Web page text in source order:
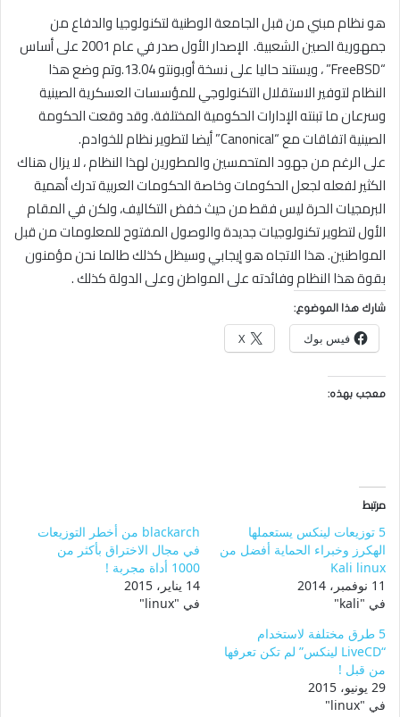
هو نظام مبني من قبل الجامعة الوطنية لتكنولوجيا والدفاع من
جمهورية الصين الشعبية. الإصدار الأول صدر في عام 2001 على أساس
“FreeBSD” ، ويستند حاليا على نسخة أوبونتو 13.04.وتم وضع هذا
النظام لتوفير الاستقلال التكنولوجي للمؤسسات العسكرية الصينية
وسرعان ما تبنته الإدارات الحكومية المختلفة. وقد وقعت الحكومة
الصينية اتفاقات مع “Canonical” أيضا لتطوير نظام للخوادم.
على الرغم من جهود المتحمسين والمطورين لهذا النظام ، لا يزال هناك
الكثير لفعله لجعل الحكومات وخاصة الحكومات العربية تدرك أهمية
البرمجيات الحرة ليس فقط من حيث خفض التكاليف، ولكن في المقام
الأول لتطوير تكنولوجيات جديدة والوصول المفتوح للمعلومات من قبل
المواطنين. هذا الاتجاه هو إيجابي وسيظل كذلك طالما نحن مؤمنون
بقوة هذا النظام وفائدته على المواطن وعلى الدولة كذلك .
شارك هذا الموضوع:
فيس بوك X
معجب بهذه:
مرتبط
5 توزيعات لينكس يستعملها
الهكرز وخبراء الحماية أفضل من
Kali linux
11 نوفمبر، 2014
في "kali"
blackarch من أخطر التوزيعات
في مجال الاختراق بأكثر من
1000 أداة مجربة !
14 يناير، 2015
في "linux"
5 طرق مختلفة لاستخدام
“LiveCD لينكس” لم تكن تعرفها
من قبل !
29 يونيو، 2015
في "linux"